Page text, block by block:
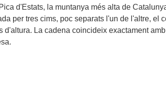
d'Estats, la muntanya més alta de
per tres cims, poc separats l'un de l'altre, el
d'altura. La cadena coincideix exactament